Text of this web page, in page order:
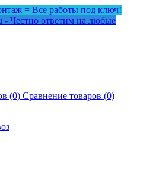
= Все работы под ключ!
- Честно ответим на любые
Сравнение товаров (0)